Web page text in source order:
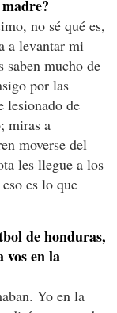
no sé qué es,
a levantar mi
mucho de
por las
lesionado de
miras a
moverse del
les llegue a los
es lo que
de honduras,
vos en la
Yo en la